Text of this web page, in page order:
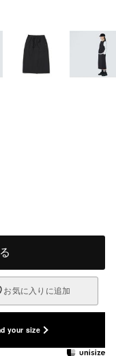
お気に入りに追加
your size